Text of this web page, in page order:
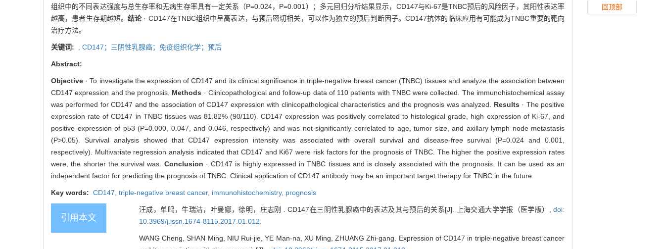
组织中的不同表达强度与总生存率和无病生存率具有一定关系（P=0.024，P=0.001）；多元回归分析结果显示，CD147与Ki-67是TNBC预后的风险因子，其阳性表达率
越高，患者生存期越短。结论· CD147在TNBC组织中呈高表达，与预后密切相关，可以作为独立的预后判断因子。CD147抗体的临床应用有可能成为TNBC重要的靶向
治疗方法。
关键词: , CD147；三阴性乳腺癌；免疫组织化学；预后
Abstract:
Objective · To investigate the expression of CD147 and its clinical significance in triple-negative breast cancer (TNBC) tissues and analyze the association between
CD147 expression and the prognosis. Methods · Clinicopathological and follow-up data of 110 patients with TNBC were collected. The immunohistochemical assay
was performed for CD147 and the association of CD147 expression with clinicopathological characteristics and the prognosis was analyzed. Results · The positive
expression rate of CD147 in TNBC tissues was 81.82% (90/110). CD147 expression was positively correlated to histological grade, high expression of Ki-67, and
positive expression of p53 (P=0.000, 0.047, and 0.046, respectively) and was not significantly correlated to age, tumor size, and axillary lymph node metastasis
(P>0.05). Survival analysis showed that CD147 expression intensity was associated with overall survival and disease-free survival (P=0.024 and 0.001,
respectively). Multivariate regression analysis indicated that CD147 and Ki67 were risk factors for the prognosis of TNBC. The higher the positive expression rates
were, the shorter the survival was. Conclusion · CD147 is highly expressed in TNBC tissues and is closely associated with the prognosis. It can be used as an
independent factor for predicting the prognosis of TNBC. Clinical application of CD147 antibody may be an important target therapy for TNBC in the future.
Key words: CD147, triple-negative breast cancer, immunohistochemistry, prognosis
引用本文
汪成，单鸣，牛瑞洁，叶曼娜，徐明，庄志刚 . CD147在三阴性乳腺癌中的表达及其与预后的关系[J]. 上海交通大学学报（医学版）, doi:
10.3969/j.issn.1674-8115.2017.01.012.
WANG Cheng, SHAN Ming, NIU Rui-jie, YE Man-na, XU Ming, ZHUANG Zhi-gang. Expression of CD147 in triple-negative breast cancer
回顶部